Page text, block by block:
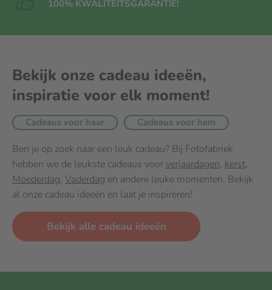
100% KWALITEITSGARANTIE!
Bekijk onze cadeau ideeën,
inspiratie voor elk moment!
Cadeaus voor haar Cadeaus voor hem
Ben je op zoek naar een leuk cadeau? Bij Fotofabriek
hebben we de leukste cadeaus voor verjaardagen, kerst,
Moederdag, Vaderdag en andere leuke momenten. Bekijk
al onze cadeau ideeën en laat je inspireren!
Bekijk alle cadeau ideeën